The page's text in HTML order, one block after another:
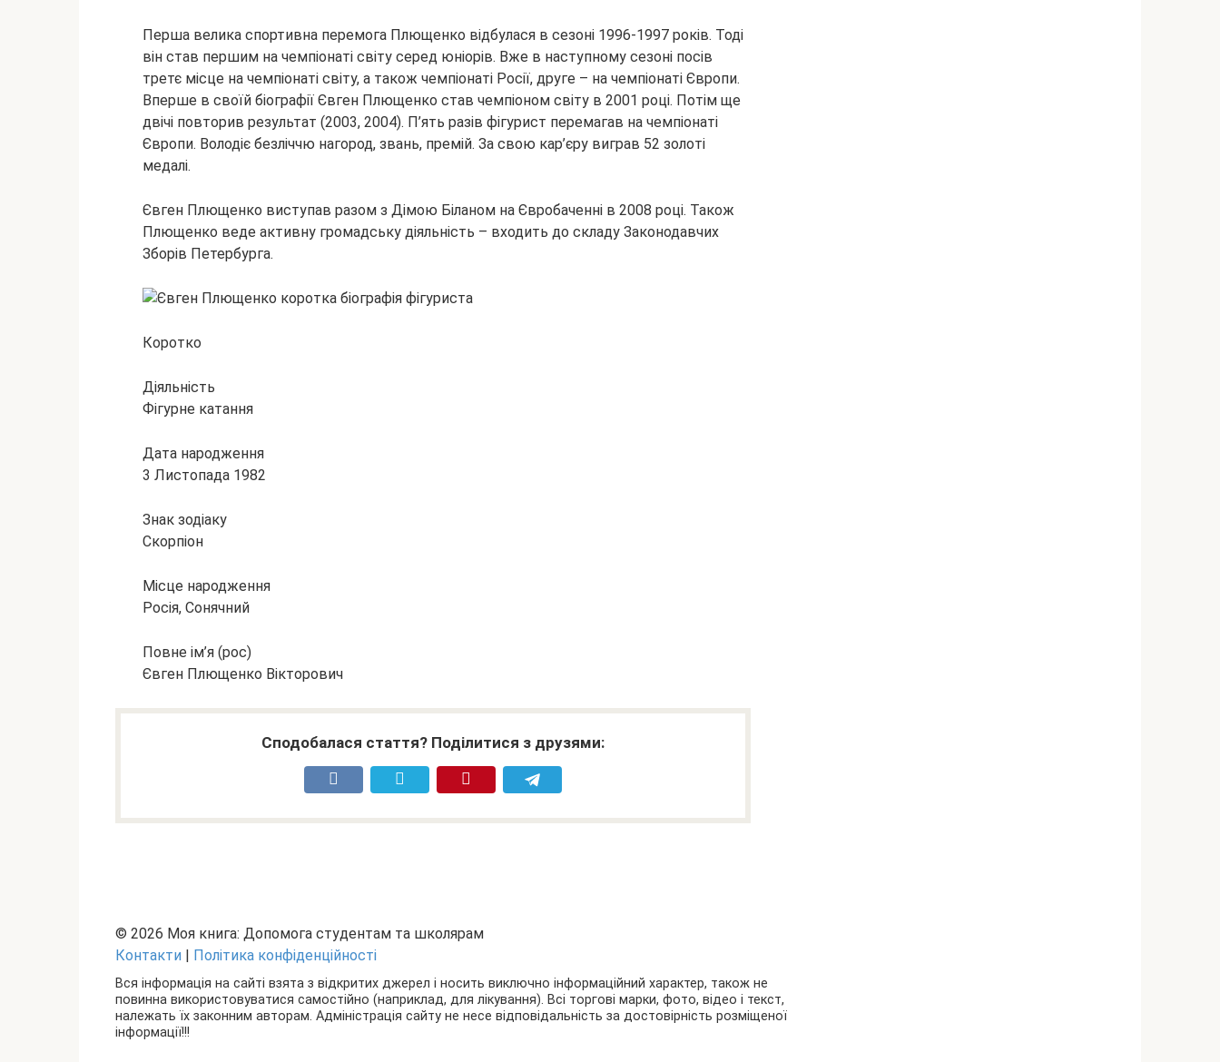
Перша велика спортивна перемога Плющенко відбулася в сезоні 1996-1997 років. Тоді
він став першим на чемпіонаті світу серед юніорів. Вже в наступному сезоні посів
третє місце на чемпіонаті світу, а також чемпіонаті Росії, друге – на чемпіонаті Європи.
Вперше в своїй біографії Євген Плющенко став чемпіоном світу в 2001 році. Потім ще
двічі повторив результат (2003, 2004). П’ять разів фігурист перемагав на чемпіонаті
Європи. Володіє безліччю нагород, звань, премій. За свою кар’єру виграв 52 золоті
медалі.
Євген Плющенко виступав разом з Дімою Біланом на Євробаченні в 2008 році. Також
Плющенко веде активну громадську діяльність – входить до складу Законодавчих
Зборів Петербурга.
Коротко
Діяльність
Фігурне катання
Дата народження
3 Листопада 1982
Знак зодіаку
Скорпіон
Місце народження
Росія, Сонячний
Повне ім’я (рос)
Євген Плющенко Вікторович
Сподобалася стаття? Поділитися з друзями:
© 2026 Моя книга: Допомога студентам та школярам
Контакти | Політика конфіденційності
Вся інформація на сайті взята з відкритих джерел і носить виключно інформаційний характер, також не
повинна використовуватися самостійно (наприклад, для лікування). Всі торгові марки, фото, відео і текст,
належать їх законним авторам. Адміністрація сайту не несе відповідальність за достовірність розміщеної
інформації!!!